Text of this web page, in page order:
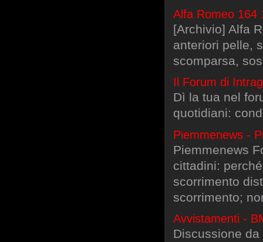
Alfa Romeo 164
[Archivio] Alfa
anteriori pelle,
scomparsa,
Il Forum di
Dì la tua nel
quotidiani:
Piemmenews -
Piemmenews
cittadini:
scorrimento
scorrimento;
Avvistamenti -
Discussione